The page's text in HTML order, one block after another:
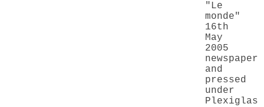
"Le
monde"
16th
May
2005
newspaper
and
pressed
under
Plexiglas